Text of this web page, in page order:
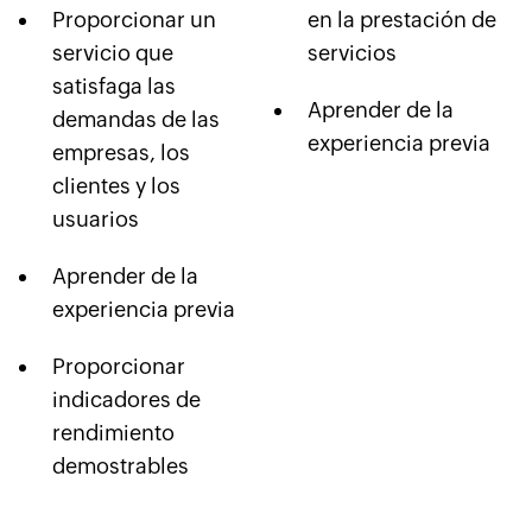
Proporcionar un
servicio que
satisfaga las
demandas de las
empresas, los
clientes y los
usuarios
Aprender de la
experiencia previa
Proporcionar
indicadores de
rendimiento
demostrables
en la prestación de
servicios
Aprender de la
experiencia previa